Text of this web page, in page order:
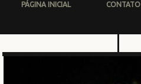
PÁGINA INICIAL CONTATO